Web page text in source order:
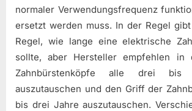
normaler Verwendungsfrequenz
ersetzt werden muss. In der Regel
Regel, wie lange eine elektrische
sollte, aber Hersteller empfehlen in
Zahnbürstenköpfe alle drei bis
auszutauschen und den Griff der
bis drei Jahre auszutauschen.